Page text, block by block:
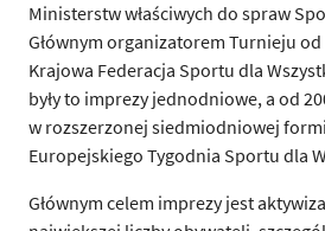
Ministerstw właściwych do spraw
Głównym organizatorem Turnieju
Krajowa Federacja Sportu dla
były to imprezy jednodniowe, a od
w rozszerzonej siedmiodniowej
Europejskiego Tygodnia Sportu dla
Głównym celem imprezy jest